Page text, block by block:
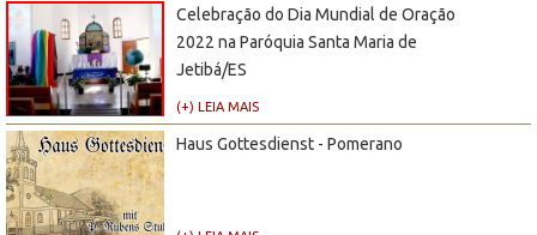
Celebração do Dia Mundial de Oração
2022 na Paróquia Santa Maria de
Jetibá/ES
(+) LEIA MAIS
Haus Gottesdienst - Pomerano